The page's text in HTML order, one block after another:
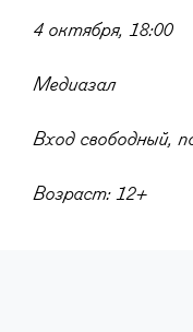
4 октября, 18:00
Медиазал
Вход свободный,
Возраст: 12+